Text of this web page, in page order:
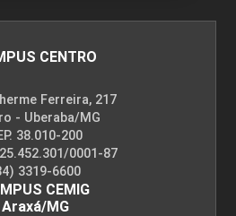
CENTRO
Ferreira, 217
- Uberaba/MG
38.010-200
0001-87
3319-6600
CEMIG
Araxá/MG